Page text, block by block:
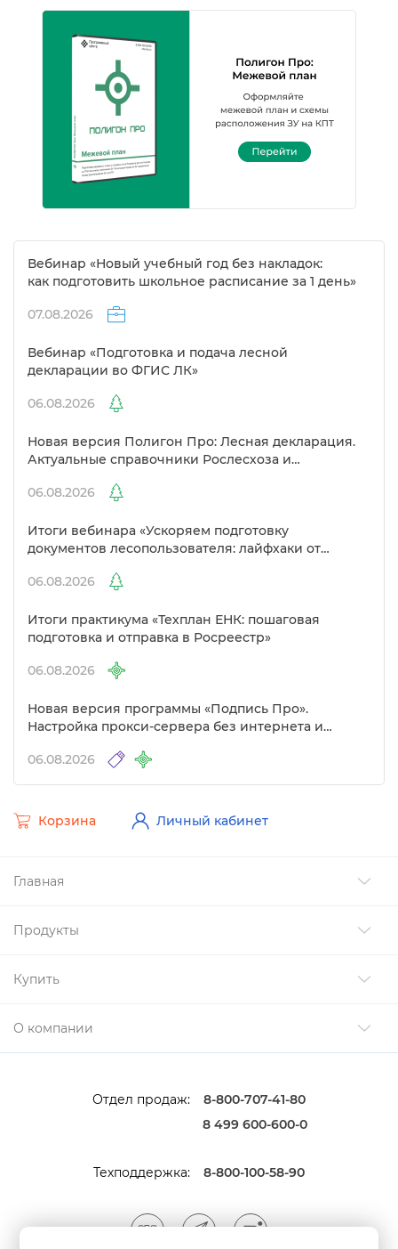
ебинар «Новый учебный год без накладок:
как подготовить школьное расписание за 1 день»
07.08.2026
ебинар «Подготовка и подача лесной
декларации во ФГИС ЛК»
06.08.2026
Новая версия Полигон Про: Лесная декларация.
Актуальные справочники Рослесхоза и
06.08.2026
Итоги вебинара «Ускоряем подготовку
документов лесопользователя: лайфхаки от
06.08.2026
Итоги практикума «Техплан ЕНК: пошаговая
подготовка и отправка в Росреестр»
06.08.2026
Новая версия программы «Подпись Про».
Настройка прокси-сервера без интернета и
06.08.2026
Главная
Продукты
Купить
О компании
Корзина Личный кабинет
Отдел продаж:
8-800-707-41-80
8 499 600-600-0
Техподдержка: 8-800-100-58-90